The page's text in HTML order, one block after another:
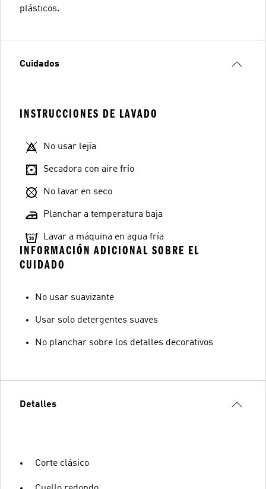
plásticos.
Cuidados
INSTRUCCIONES DE LAVADO
No usar lejía
Secadora con aire frío
No lavar en seco
Planchar a temperatura baja
Lavar a máquina en agua fría
INFORMACIÓN ADICIONAL SOBRE EL
CUIDADO
No usar suavizante
Usar solo detergentes suaves
No planchar sobre los detalles decorativos
Detalles
Corte clásico